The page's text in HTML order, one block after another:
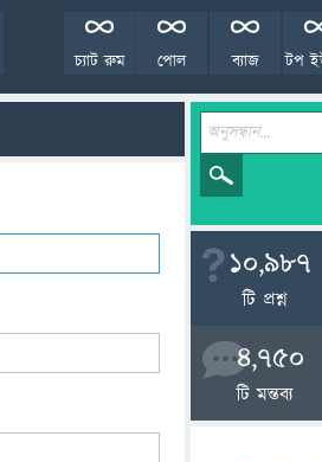
টপ
ব্যাজ
পোল
চ্যাট রুম
10,987
টি প্রশ্ন
4,750
টি মন্তব্য